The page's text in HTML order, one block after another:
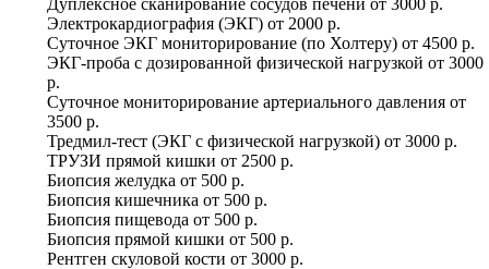
Электрокардиография (ЭКГ) от 2000 р.
Суточное ЭКГ мониторирование (по Холтеру) от 4500 р.
ЭКГ-проба с дозированной физической нагрузкой от 3000
р.
Суточное мониторирование артериального давления от
3500 р.
Тредмил-тест (ЭКГ с физической нагрузкой) от 3000 р.
ТРУЗИ прямой кишки от 2500 р.
Биопсия желудка от 500 р.
Биопсия кишечника от 500 р.
Биопсия пищевода от 500 р.
Биопсия прямой кишки от 500 р.
Рентген скуловой кости от 3000 р.